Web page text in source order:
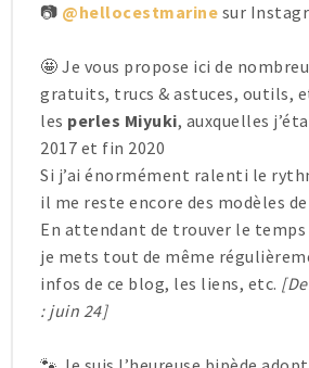
📷 @hellocestmarine sur
🤩 Je vous propose ici de
gratuits, trucs & astuces, outils,
les perles Miyuki, auxquelles
2017 et fin 2020
Si j’ai énormément ralenti le
il me reste encore des modèles
En attendant de trouver le temps
je mets tout de même
infos de ce blog, les liens, etc.
: juin 24]